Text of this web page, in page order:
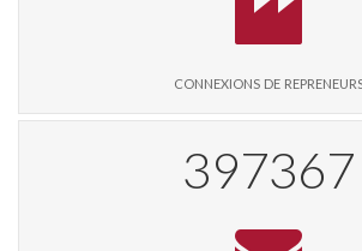
connexions de
407251